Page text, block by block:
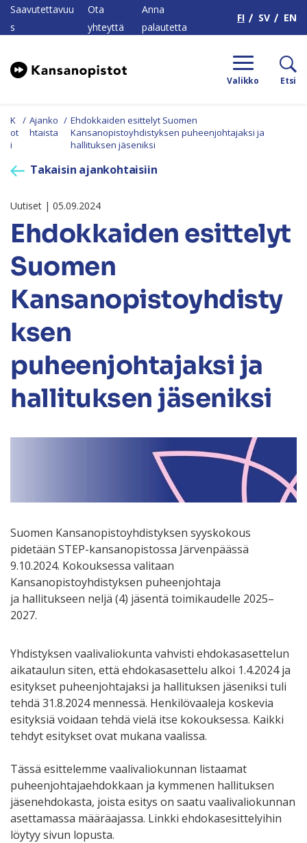
Saavutettavuu
s
Ota
yhteyttä
Anna
palautetta
FI SV EN
Valikko Etsi
K
ot
i
/ Ajanko
htaista
/ Ehdokkaiden esittelyt Suomen
Kansanopistoyhdistyksen puheenjohtajaksi ja
hallituksen jäseniksi
Takaisin ajankohtaisiin
Uutiset | 05.09.2024
Ehdokkaiden esittelyt
Suomen
Kansanopistoyhdisty
ksen
puheenjohtajaksi ja
hallituksen jäseniksi
Suomen Kansanopistoyhdistyksen syyskokous
pidetään STEP-kansanopistossa Järvenpäässä
9.10.2024. Kokouksessa valitaan
Kansanopistoyhdistyksen puheenjohtaja
ja hallitukseen neljä (4) jäsentä toimikaudelle 2025–
2027.
Yhdistyksen vaalivaliokunta vahvisti ehdokasasettelun
aikataulun siten, että ehdokasasettelu alkoi 1.4.2024 ja
esitykset puheenjohtajaksi ja hallituksen jäseniksi tuli
tehdä 31.8.2024 mennessä. Henkilövaaleja koskevia
esityksiä voidaan tehdä vielä itse kokouksessa. Kaikki
tehdyt esitykset ovat mukana vaalissa.
Tässä esittelemme vaalivaliokunnan listaamat
puheenjohtajaehdokkaan ja kymmenen hallituksen
jäsenehdokasta, joista esitys on saatu vaalivaliokunnan
asettamassa määräajassa. Linkki ehdokasesittelyihin
löytyy sivun lopusta.